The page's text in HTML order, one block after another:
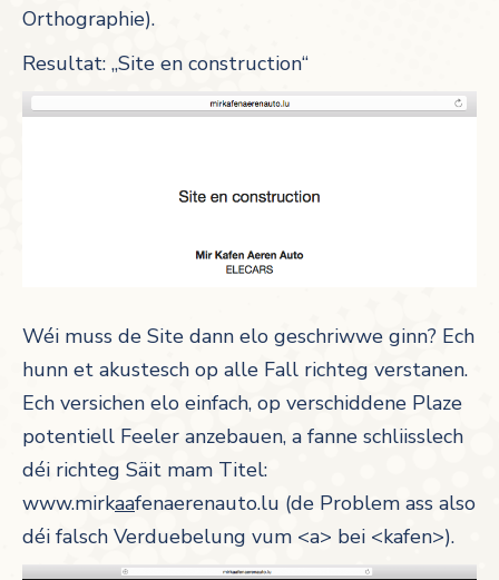
Orthographie).
Resultat: „Site en construction“
Wéi muss de Site dann elo geschriwwe ginn? Ech
hunn et akustesch op alle Fall richteg verstanen.
Ech versichen elo einfach, op verschiddene Plaze
potentiell Feeler anzebauen, a fanne schliisslech
déi richteg Säit mam Titel:
www.mirkaafenaerenauto.lu (de Problem ass also
déi falsch Verduebelung vum <a> bei <kafen>).